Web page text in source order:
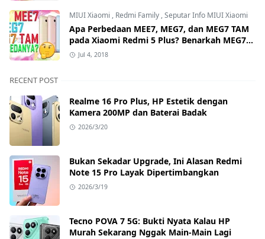
MIUI Xiaomi , Redmi Family ,Seputar Info MIUI Xiaomi
Apa Perbedaan MEE7, MEG7, dan MEG7 TAM
pada Xiaomi Redmi 5 Plus? Benarkah MEG7
TAM Tidak Bisa Unlock Bootloader?
Jul 4, 2018
RECENT POST
Realme 16 Pro Plus, HP Estetik dengan
Kamera 200MP dan Baterai Badak
2026/3/20
Bukan Sekadar Upgrade, Ini Alasan Redmi
Note 15 Pro Layak Dipertimbangkan
2026/3/19
Tecno POVA 7 5G: Bukti Nyata Kalau HP
Murah Sekarang Nggak Main-Main Lagi